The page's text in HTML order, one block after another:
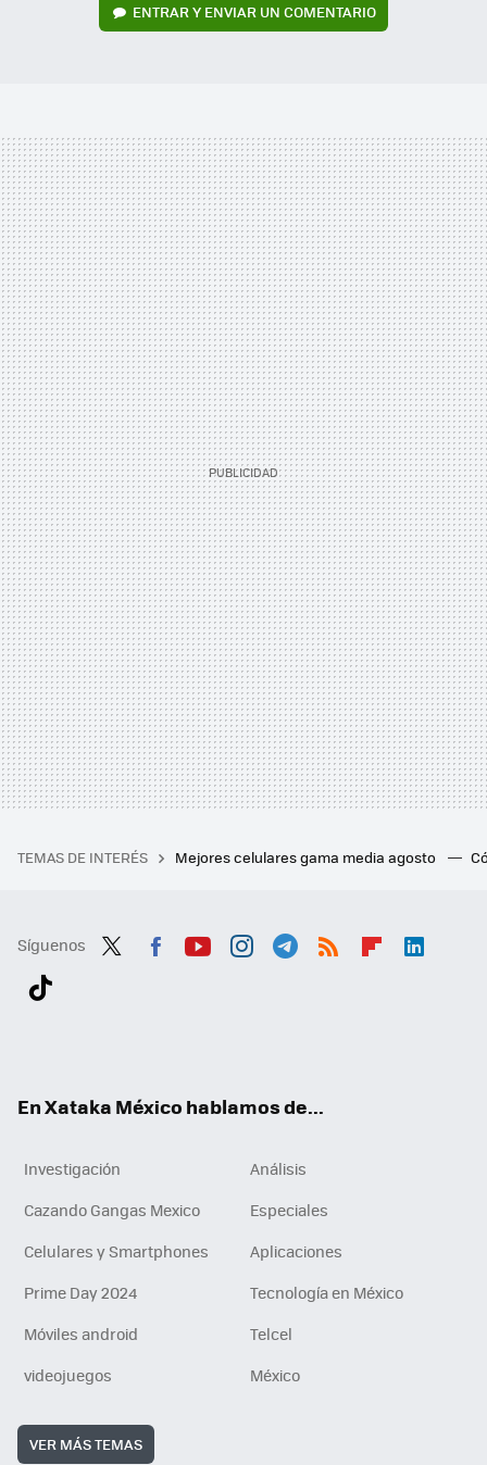
ENTRAR Y ENVIAR UN COMENTARIO
TEMAS DE INTERÉS Mejores celulares gama media agosto
Síguenos
En Xataka México hablamos de...
Investigación
Análisis
Cazando Gangas Mexico
Especiales
Celulares y Smartphones
Aplicaciones
Prime Day 2024
Tecnología en México
Móviles android
Telcel
videojuegos
México
VER MÁS TEMAS